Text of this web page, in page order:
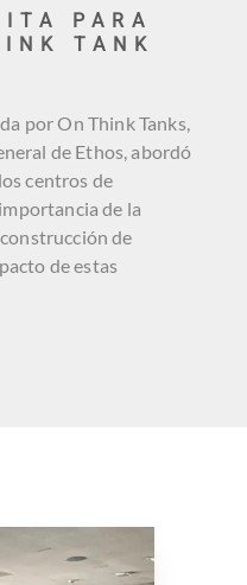
PARA
TANK
por On Think Tanks,
de Ethos, abordó
centros de
de la
de
de estas